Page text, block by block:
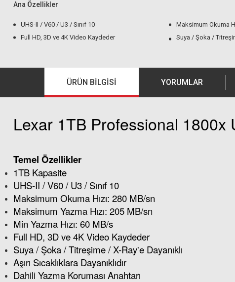
Ana Özellikler
UHS-II / V60 / U3 / Sınıf 10
Maksimum Okuma
Full HD, 3D ve 4K Video Kaydeder
Suya / Şoka /
ÜRÜN BILGISI YORUMLAR
Lexar 1TB Professional 1800x
Temel Özellikler
1TB Kapasite
UHS-II / V60 / U3 / Sınıf 10
Maksimum Okuma Hızı: 280 MB/sn
Maksimum Yazma Hızı: 205 MB/sn
Min Yazma Hızı: 60 MB/s
Full HD, 3D ve 4K Video Kaydeder
Suya / Şoka / Titreşime / X-Ray'e Dayanıklı
Aşırı Sıcaklıklara Dayanıklıdır
Dahili Yazma Koruması Anahtarı